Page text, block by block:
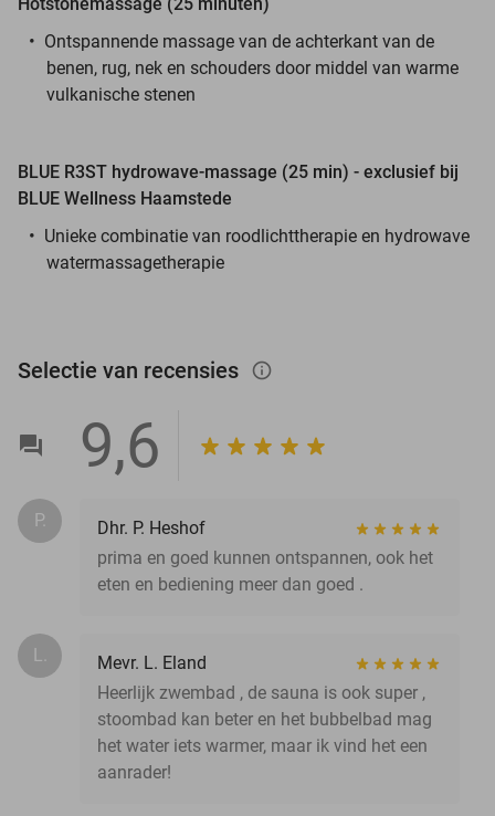
Ontspannende massage van de achterkant van de
benen, rug, nek en schouders door middel van warme
vulkanische stenen
BLUE R3ST hydrowave-massage (25 min) - exclusief bij
BLUE Wellness Haamstede
Unieke combinatie van roodlichttherapie en hydrowave
watermassagetherapie
Selectie van recensies info_outlined
9,6
P.
Dhr. P. Heshof
prima en goed kunnen ontspannen, ook het
eten en bediening meer dan goed .
L.
Mevr. L. Eland
Heerlijk zwembad , de sauna is ook super ,
stoombad kan beter en het bubbelbad mag
het water iets warmer, maar ik vind het een
aanrader!